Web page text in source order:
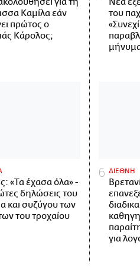
για τη
Καμίλα εάν
πρώτος ο
Κάρολος;
Νέα
του
«Τα έχασα όλα» -
δηλώσεις του
και συζύγου των
του τροχαίου
ΔΙΕΘΝΗ
για